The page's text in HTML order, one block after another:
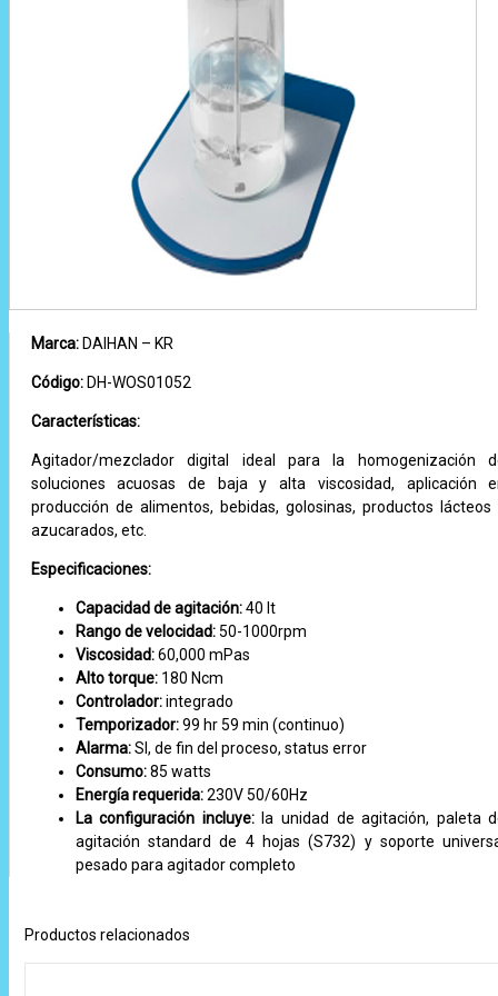
Marca:DAIHAN – KR
Código:DH-WOS01052
Características:
Agitador/mezclador digital ideal para la homogenización
soluciones acuosas de baja y alta viscosidad, aplicación
producción de alimentos, bebidas, golosinas, productos lácteos
azucarados, etc.
Especificaciones:
Capacidad de agitación:40 lt
Rango de velocidad:50-1000rpm
Viscosidad:60,000 mPas
Alto torque:180 Ncm
Controlador:integrado
Temporizador:99 hr 59 min (continuo)
Alarma:SI, de fin del proceso, status error
Consumo:85 watts
Energía requerida:230V 50/60Hz
La configuración incluye:la unidad de agitación, paleta
agitación standard de 4 hojas (S732) y soporte
pesado para agitador completo
Productos relacionados